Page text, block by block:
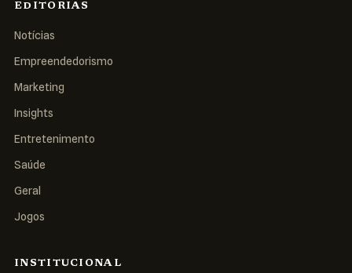
EDITORIAS
Notícias
Empreendedorismo
Marketing
Insights
Entretenimento
Saúde
Geral
Jogos
INSTITUCIONAL